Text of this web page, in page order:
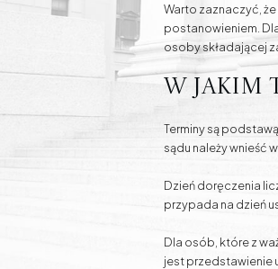
Warto zaznaczyć,
postanowieniem.
osoby składającej
W jakim
Terminy są
sądu należy wnieść
Dzień doręczenia
przypada na dzień
Dla osób, które z
jest przedstawienie